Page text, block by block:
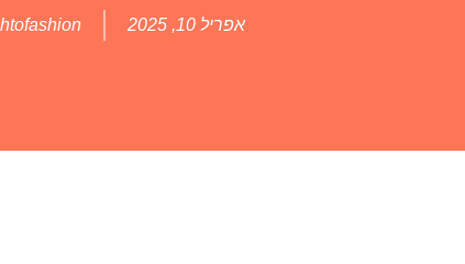
אפריל 10, 2025 htofashion